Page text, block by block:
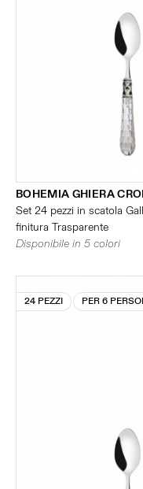
BOHEMIA GHIERA
Set 24 pezzi in scatola
finitura Trasparente
Disponibile in 5 colori
24 PEZZI PER 6